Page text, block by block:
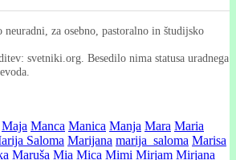
neuradni, za osebno, pastoralno in študijsko
svetniki.org. Besedilo nima statusa uradnega
Maja Manca Manica Manja Mara Maria
Saloma Marijana marija_saloma Marisa
Maruša Mia Mica Mimi Mirjam Mirjana